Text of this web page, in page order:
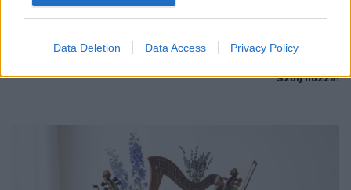
Data Deletion Data Access Privacy Policy
Jubileumi fogadalom megerősítés, történelmi felvonulás,
Szólj hozzá!